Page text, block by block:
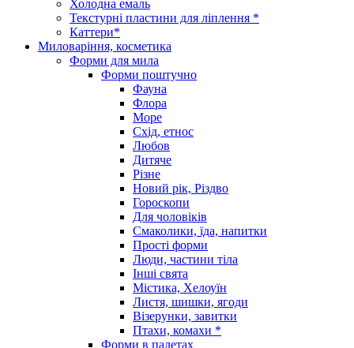
Холодна емаль
Текстурні пластини для ліплення *
Каттери*
Миловаріння, косметика
Форми для мила
Форми поштучно
Фауна
Флора
Море
Схід, етнос
Любов
Дитяче
Різне
Новий рік, Різдво
Гороскопи
Для чоловіків
Смаколики, їда, напитки
Прості форми
Люди, частини тіла
Інші свята
Містика, Хелоуїн
Листя, шишки, ягоди
Візерунки, завитки
Птахи, комахи *
Форми в палетах